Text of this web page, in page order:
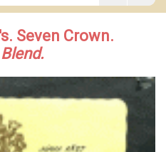
Seven Crown.